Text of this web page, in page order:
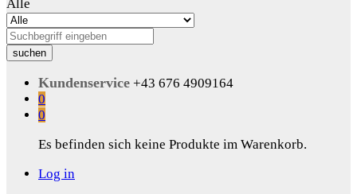
Alle
suchen
Kundenservice +43 676 4909164
0
0
Es befinden sich keine Produkte im Warenkorb.
Log in